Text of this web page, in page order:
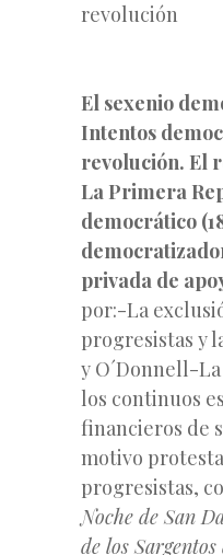
revolución
El sexenio
Intentos
revolución. El
La Primera
democrático
privada de
por:-La
progresistas y
y O´Donnell-
los continuos
financieros de
motivo
progresistas,
Noche de San
de los